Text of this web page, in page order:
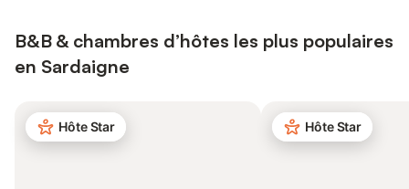
B&B & chambres d’hôtes les plus populaires
en Sardaigne
Hôte Star Hôte Star